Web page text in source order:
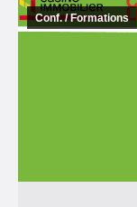
Conf. / Formations